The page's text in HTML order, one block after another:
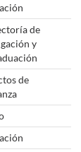
de
y
de